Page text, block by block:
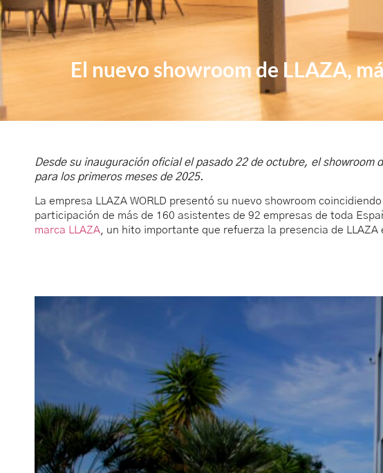
El nuevo showroom de LLAZA,
Desde su inauguración oficial el pasado 22 de octubre, el
para los primeros meses de 2025.
La empresa LLAZA WORLD presentó su nuevo showroom
participación de más de 160 asistentes de 92 empresas de toda
marca LLAZA , un hito importante que refuerza la presencia de